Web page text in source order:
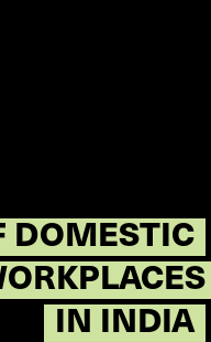
DOMESTIC
IN INDIA